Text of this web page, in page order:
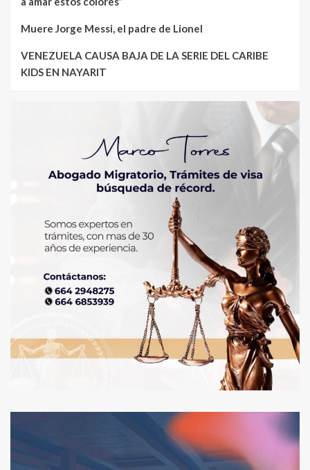
Muere Jorge Messi, el padre de Lionel
VENEZUELA CAUSA BAJA DE LA SERIE DEL CARIBE
KIDS EN NAYARIT